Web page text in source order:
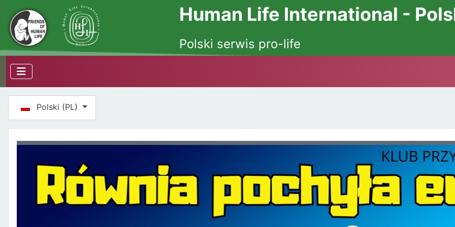
Human Life International -
Polski serwis pro-life
Wybierz swój język
Polski (PL)